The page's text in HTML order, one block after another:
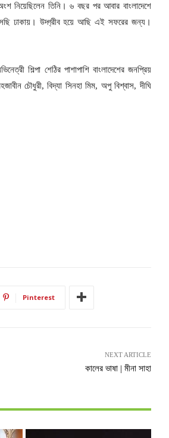
নিয়েছিলেন তিনি। ৬ বছর পর আবার বাংলাদেশে
ঢাকায়। উদ্গ্রীব হয়ে আছি এই সফরের জন্য।
শিল্পা শেঠির পাশাপাশি বাংলাদেশের জনপ্রিয়
চৌধুরী, বিদ্যা সিনহা মিম, অপু বিশ্বাস, দীঘি
Pinterest
NEXT ARTICLE
কালের ভাষা | মীনা সাহা